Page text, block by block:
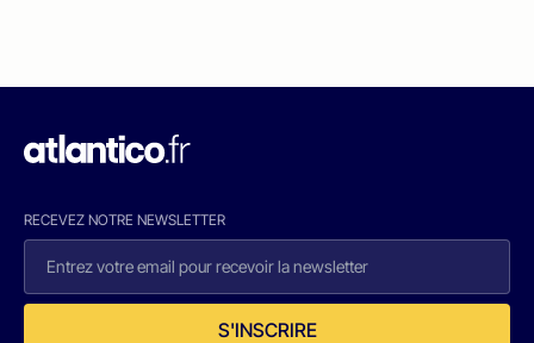
RECEVEZ NOTRE NEWSLETTER
S'INSCRIRE